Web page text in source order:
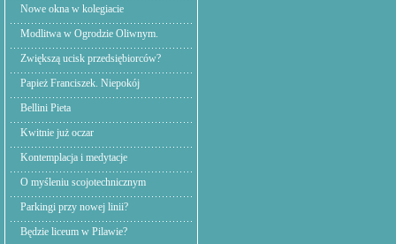
Nowe okna w kolegiacie
Modlitwa w Ogrodzie Oliwnym.
Zwiększą ucisk przedsiębiorców?
Papież Franciszek. Niepokój
Bellini Pieta
Kwitnie już oczar
Kontemplacja i medytacje
O myśleniu scojotechnicznym
Parkingi przy nowej linii?
Będzie liceum w Pilawie?